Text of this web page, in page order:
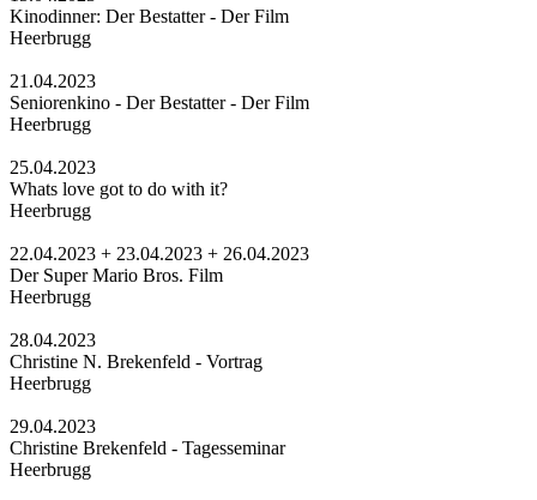
Kinodinner: Der Bestatter - Der Film
Heerbrugg
21.04.2023
Seniorenkino - Der Bestatter - Der Film
Heerbrugg
25.04.2023
Whats love got to do with it?
Heerbrugg
22.04.2023 + 23.04.2023 + 26.04.2023
Der Super Mario Bros. Film
Heerbrugg
28.04.2023
Christine N. Brekenfeld - Vortrag
Heerbrugg
29.04.2023
Christine Brekenfeld - Tagesseminar
Heerbrugg